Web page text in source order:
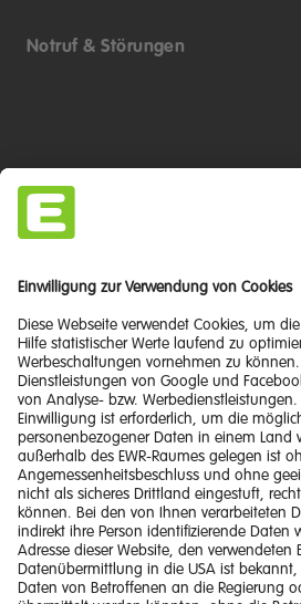
Notruf & Störungen